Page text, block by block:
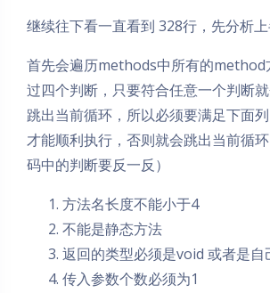
继续往下看一直看到 328行，先分析
首先会遍历methods中所有的method
过四个判断，只要符合任意一个判断
跳出当前循环，所以必须要满足下面
才能顺利执行，否则就会跳出当前循
码中的判断要反一反）
方法名长度不能小于4
不能是静态方法
返回的类型必须是void 或者是自
传入参数个数必须为1